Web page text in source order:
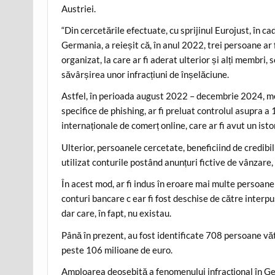
Austriei.
“Din cercetările efectuate, cu sprijinul Eurojust, în
Germania, a reieșit că, în anul 2022, trei persoane
organizat, la care ar fi aderat ulterior și alți membri,
săvârșirea unor infracțiuni de înșelăciune.
Astfel, în perioada august 2022 – decembrie 2024,
specifice de phishing, ar fi preluat controlul asupra
internaționale de comerț online, care ar fi avut un
Ulterior, persoanele cercetate, beneficiind de
utilizat conturile postând anunțuri fictive de
În acest mod, ar fi indus în eroare mai multe
conturi bancare c ear fi fost deschise de către
dar care, în fapt, nu existau.
Până în prezent, au fost identificate 708 persoane
peste 106 milioane de euro.
Amploarea deosebită a fenomenului infracțional în